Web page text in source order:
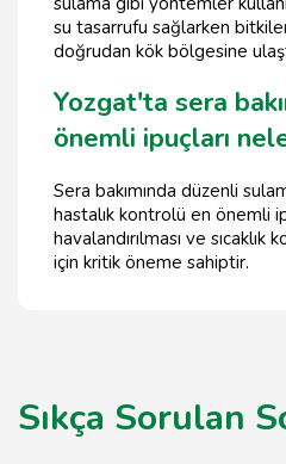
su tasarrufu sağlarken
doğrudan kök bölgesine
Yozgat'ta sera
önemli ipuçları
Sera bakımında düzenli
hastalık kontrolü en önemli
havalandırılması ve sıcaklık
için kritik öneme sahiptir.
Sıkça Sorulan